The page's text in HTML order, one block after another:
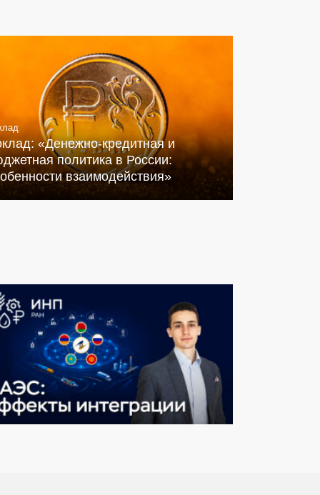
«Денежно-кредитная и
политика в России:
взаимодействия»